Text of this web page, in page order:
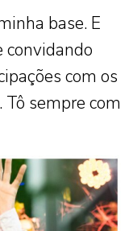
base. E
com os
sempre com